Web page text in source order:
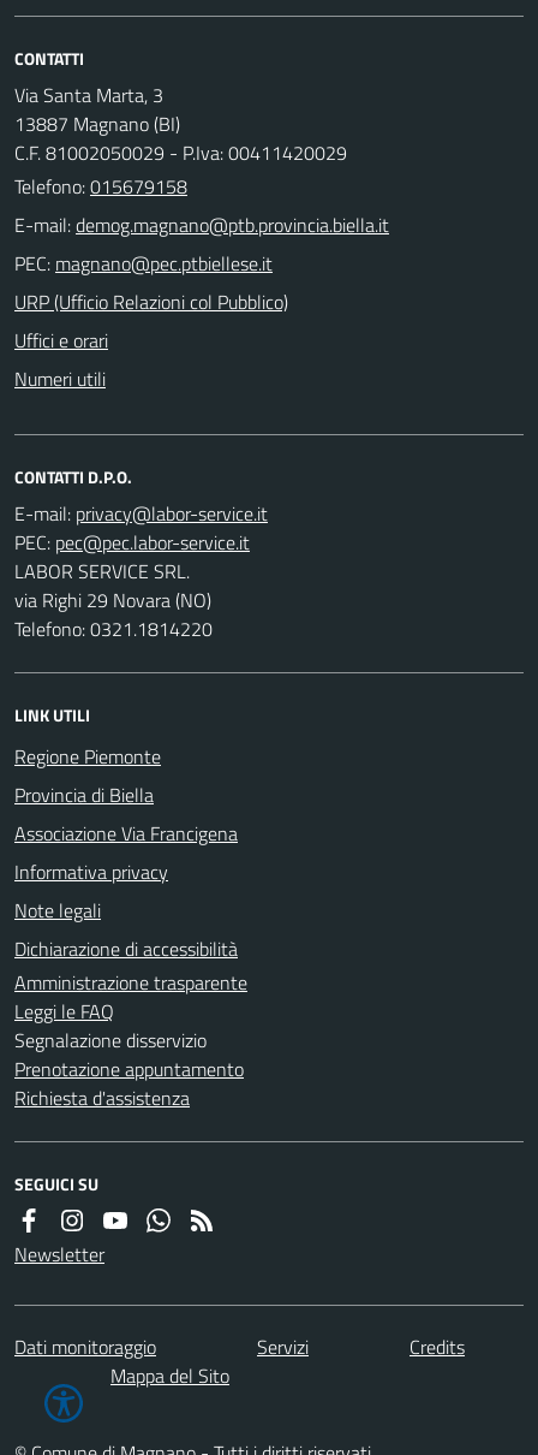
CONTATTI
Via Santa Marta, 3
13887 Magnano (BI)
C.F. 81002050029 - P.Iva: 00411420029
Telefono:015679158
E-mail:
PEC:
URP (Ufficio Relazioni col Pubblico)
Uffici e orari
Numeri utili
CONTATTI D.P.O.
E-mail:
PEC:
LABOR SERVICE SRL.
via Righi 29 Novara (NO)
Telefono: 0321.1814220
LINK UTILI
Regione Piemonte
Provincia di Biella
Associazione Via Francigena
Informativa privacy
Note legali
Dichiarazione di accessibilità
Amministrazione trasparente
Leggi le FAQ
Segnalazione disservizio
Prenotazione appuntamento
Richiesta d'assistenza
SEGUICI SU
Newsletter
Dati monitoraggio Servizi
Credits
Mappa del Sito